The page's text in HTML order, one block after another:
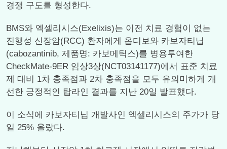
경쟁 구도를 형성한다.
BMS와 엑셀리시스(Exelixis)는 이전 치료 경험이 없는
진행성 신장암(RCC) 환자에게 옵디보와 카보자티닙
(cabozantinib, 제품명: 카보메틱스)를 병용투여한
CheckMate-9ER 임상3상(NCT03141177)에서 표준 치료
제 대비 1차 충족점과 2차 충족점을 모두 유의미하게 개
선한 긍정적인 탑라인 결과를 지난 20일 발표했다.
이 소식에 카보자티닙 개발사인 엑셀리시스의 주가가 당
일 25% 올랐다.